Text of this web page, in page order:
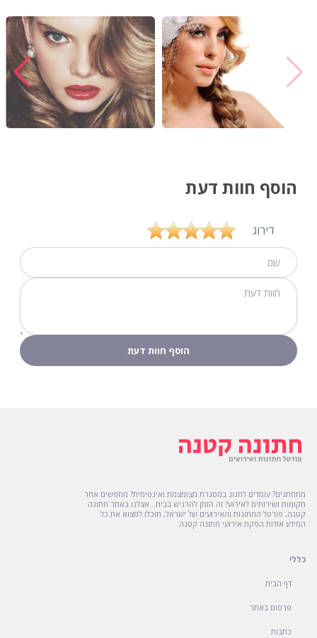
הוסף חוות דעת
דירוג
מתחתנים? עומדים לחגוג במסגרת מצומצמת ואינטימית? מחפשים אחר
מקומות ושירותים לאירוע? זה הזמן להרגיש בבית...אצלנו באתר חתונה
קטנה, פורטל החתונות והאירועים של ישראל, תוכלו למצוא את כל
המידע אודות הפקת אירועי חתונה קטנה.
כללי
דף הבית
פרסום באתר
כתבות